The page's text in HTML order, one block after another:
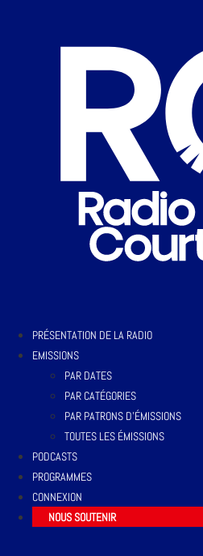
PRÉSENTATION DE LA RADIO
EMISSIONS
PAR DATES
PAR CATÉGORIES
PAR PATRONS D’ÉMISSIONS
TOUTES LES ÉMISSIONS
PODCASTS
PROGRAMMES
CONNEXION
NOUS SOUTENIR